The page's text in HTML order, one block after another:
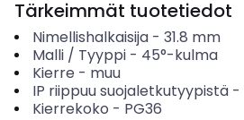
Tärkeimmät tuotetiedot
Nimellishalkaisija- 31.8 mm
Malli / Tyyppi- 45°-kulma
Kierre - muu
IP riippuu suojaletkutyypistä-
Kierrekoko - PG36